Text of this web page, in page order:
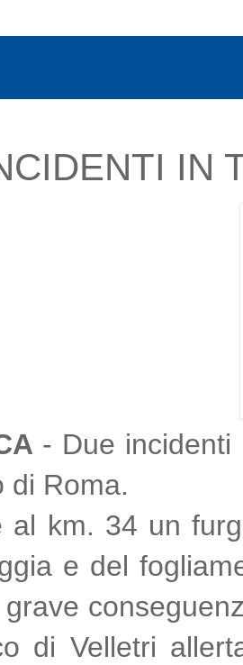
IN
- Due
di Roma.
al km. 34 un
e del
di Velletri